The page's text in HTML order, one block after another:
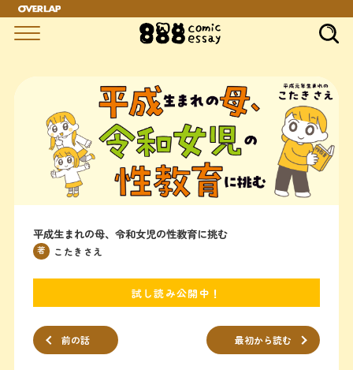
平成生まれの母、令和女児の性教育に挑む
著 こたきさえ
試し読み公開中！
前の話 最初から読む